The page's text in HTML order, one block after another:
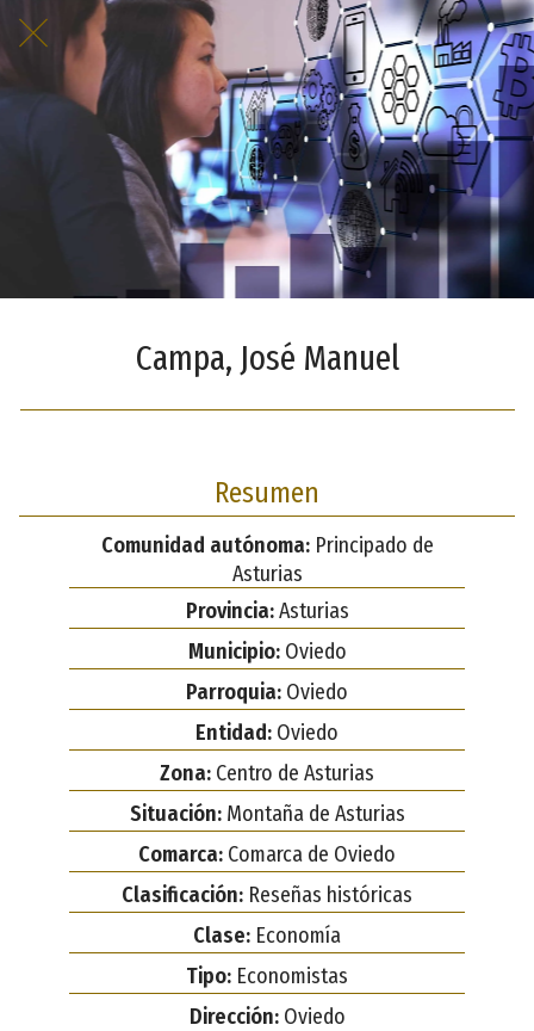
Campa, José Manuel
Resumen
Comunidad autónoma:Principado de
Asturias
Provincia:Asturias
Municipio:Oviedo
Parroquia: Oviedo
Entidad: Oviedo
Zona: Centro de Asturias
Situación:Montaña de Asturias
Comarca: Comarca de Oviedo
Clasificación: Reseñas históricas
Clase: Economía
Tipo: Economistas
Dirección:Oviedo